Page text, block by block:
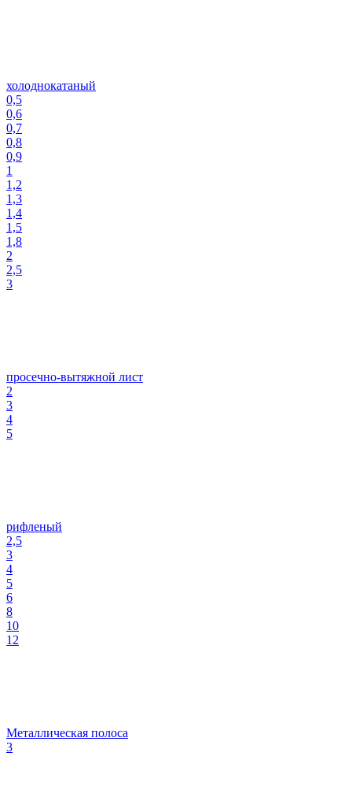
холоднокатаный
0,5
0,6
0,7
0,8
0,9
1
1,2
1,3
1,4
1,5
1,8
2
2,5
3
просечно-вытяжной лист
2
3
4
5
рифленый
2,5
3
4
5
6
8
10
12
Металлическая полоса
3